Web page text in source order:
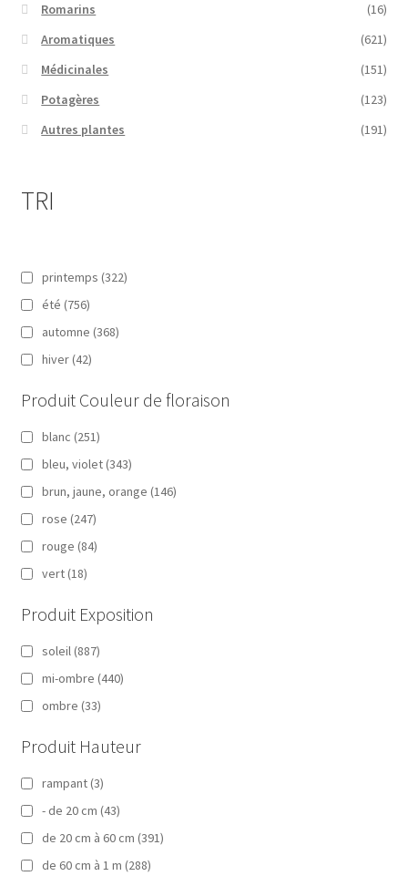
Romarins
(16)
Aromatiques
(621)
Médicinales
(151)
Potagères
(123)
Autres plantes
(191)
TRI
printemps (322)
été (756)
automne (368)
hiver (42)
Produit Couleur de floraison
blanc (251)
bleu, violet (343)
brun, jaune, orange (146)
rose (247)
rouge (84)
vert (18)
Produit Exposition
soleil (887)
mi-ombre (440)
ombre (33)
Produit Hauteur
rampant (3)
- de 20 cm (43)
de 20 cm à 60 cm (391)
de 60 cm à 1 m (288)